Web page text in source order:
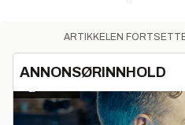
ARTIKKELEN
ANNONSØRINNHOLD